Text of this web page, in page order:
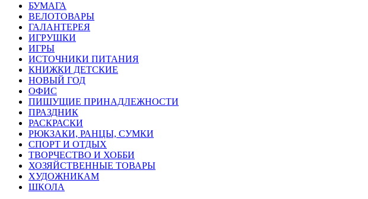
БУМАГА
ВЕЛОТОВАРЫ
ГАЛАНТЕРЕЯ
ИГРУШКИ
ИГРЫ
ИСТОЧНИКИ ПИТАНИЯ
КНИЖКИ ДЕТСКИЕ
НОВЫЙ ГОД
ОФИС
ПИШУЩИЕ ПРИНАДЛЕЖНОСТИ
ПРАЗДНИК
РАСКРАСКИ
РЮКЗАКИ, РАНЦЫ, СУМКИ
СПОРТ И ОТДЫХ
ТВОРЧЕСТВО И ХОББИ
ХОЗЯЙСТВЕННЫЕ ТОВАРЫ
ХУДОЖНИКАМ
ШКОЛА